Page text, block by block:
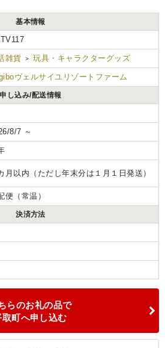
基本情報
雑貨 > 玩具・キャラクターグッズ
ヴェルサイユリゾートファーム
申し込み/配送情報
8/7 ～
月以内（ただし年末分は１月１日発送）
便（常温）
決済方法
らのお礼の品で
取町へ申し込む